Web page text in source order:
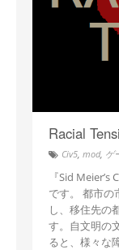
Racial
Civ5 mod, ゲ
『Sid
です。 都市の
し、移住先の
す。自文明の
ると、様々な